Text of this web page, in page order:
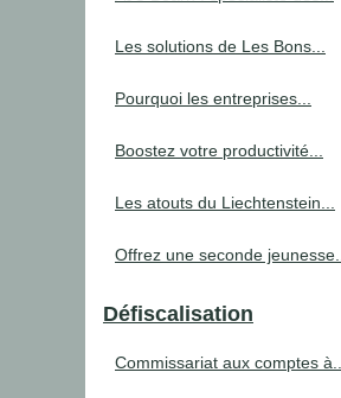
Les solutions de Les Bons...
Pourquoi les entreprises...
Boostez votre productivité...
Les atouts du Liechtenstein...
Offrez une seconde jeunesse...
Défiscalisation
Commissariat aux comptes à...